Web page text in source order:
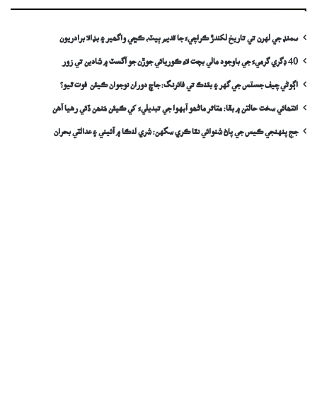
سمنڊ جي لهرن تي تاريخ لکندڙ ڪراچيءَ جا قديم ٻيٽ، ڪڇي واگھير ۽ بڊالا برادريون
40 ڊگري گرميءَ جي باوجود مالي بچت لاءِ ڪوريائي جوڙن جو آگسٽ ۾ شادين تي زور
اڳوڻي چيف جسٽس جي گهر ۽ بئنڪ تي فائرنگ: جاچ دوران نوجوان ڪيئن فوت ٿيو؟
انتھائي سخت حالتن ۾ بقا: متاثر ماڻھو آبهوا جي تبديليءَ کي ڪيئن مُنھن ڏئي رهيا آهن
جج پنهنجي ڪيس جي پاڻ شنوائي نٿا ڪري سگهن: شري لنڪا ۾ آئيني ۽ عدالتي بحران